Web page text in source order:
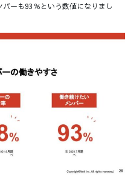
ーも93％という数値になりまし